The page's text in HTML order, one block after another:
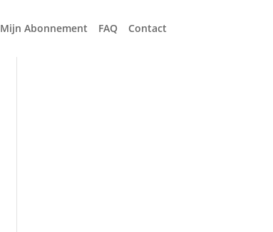
Mijn Abonnement FAQ Contact